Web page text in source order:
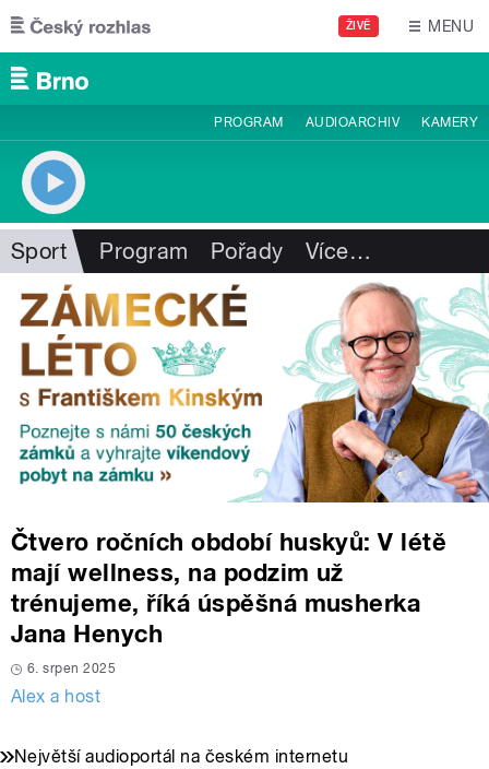
Přejít k hlavnímu obsahu
ŽIVĚ MENU
PROGRAM AUDIOARCHIV KAMERY
Sport Program Pořady Více…
Čtvero ročních období huskyů: V létě
mají wellness, na podzim už
trénujeme, říká úspěšná musherka
Jana Henych
6. srpen 2025
Alex a host
Největší audioportál na českém internetu